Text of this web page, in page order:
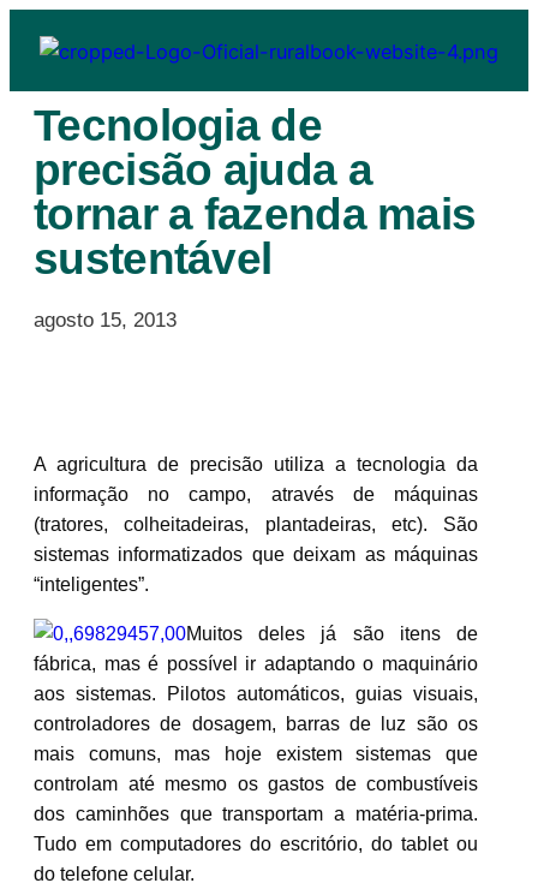
Tecnologia de
precisão ajuda a
tornar a fazenda mais
sustentável
agosto 15, 2013
A agricultura de precisão utiliza a tecnologia da
informação no campo, através de máquinas
(tratores, colheitadeiras, plantadeiras, etc). São
sistemas informatizados que deixam as máquinas
“inteligentes”.
Muitos deles já são itens de
fábrica, mas é possível ir adaptando o maquinário
aos sistemas. Pilotos automáticos, guias visuais,
controladores de dosagem, barras de luz são os
mais comuns, mas hoje existem sistemas que
controlam até mesmo os gastos de combustíveis
dos caminhões que transportam a matéria-prima.
Tudo em computadores do escritório, do tablet ou
do telefone celular.